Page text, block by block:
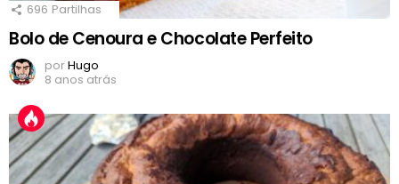
696 Partilhas
Bolo de Cenoura e Chocolate Perfeito
porHugo
8 anos atrás